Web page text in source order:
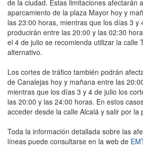
de la ciudad. Estas limitaciones afectarán
aparcamiento de la plaza Mayor hoy y
las 23:00 horas, mientras que los días 3 y
producirán entre las 20:00 y las 02:30
el 4 de julio se recomienda utilizar la calle
alternativo.
Los cortes de tráfico también podrán
de Canalejas hoy y mañana entre las
mientras que los días 3 y 4 de julio los
las 20:00 y las 24:00 horas. En estos
acceder desde la calle Alcalá y salir por la
Toda la información detallada sobre las
líneas puede consultarse en la web de